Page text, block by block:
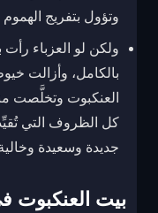
وتؤول بتفريج
ولكن لو العزباء
بالكامل، وأزالت
العنكبوت وتخلَّصت
كل الظروف التي
جديدة وسعيدة
بيت العنكبوت